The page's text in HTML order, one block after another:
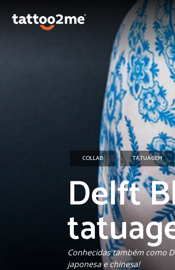
COLLAB TATUAGEM
Delft
Conhecidas também como
japonesa e chinesa!